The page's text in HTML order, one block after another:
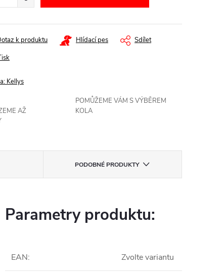
k produktu Hlídací pes Sdílet
Kellys
AŽ
POMŮŽEME VÁM S VÝBĚREM
KOLA
PODOBNÉ PRODUKTY
Parametry produktu:
EAN: Zvolte variantu